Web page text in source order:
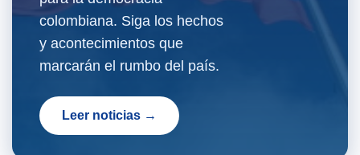
colombiana. Siga los hechos
y acontecimientos que
marcarán el rumbo del país.
Leer noticias →